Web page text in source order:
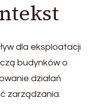
dla eksploatacji
budynków o
działań
zarządzania.